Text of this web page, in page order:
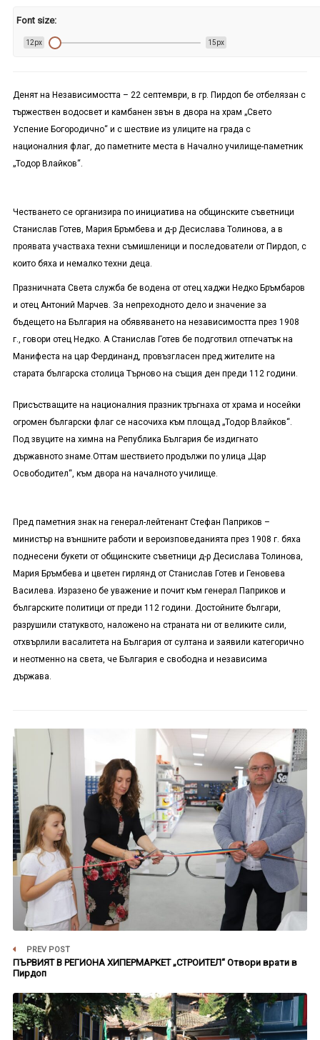
Font size:
12px 15px
Денят на Независимостта – 22 септември, в гр. Пирдоп бе отбелязан с
тържествен водосвет и камбанен звън в двора на храм „Свето
Успение Богородично“ и с шествие из улиците на града с
националния флаг, до паметните места в Начално училище-паметник
„Тодор Влайков“.
Честването се организира по инициатива на общинските съветници
Станислав Готев, Мария Бръмбева и д-р Десислава Толинова, а в
проявата участваха техни съмишленици и последователи от Пирдоп, с
които бяха и немалко техни деца.
Празничната Света служба бе водена от отец хаджи Недко Бръмбаров
и отец Антоний Марчев. За непреходното дело и значение за
бъдещето на България на обявяването на независимостта през 1908
г., говори отец Недко. А Станислав Готев бе подготвил отпечатък на
Манифеста на цар Фердинанд, провъзгласен пред жителите на
старата българска столица Търново на същия ден преди 112 години.
Присъстващите на националния празник тръгнаха от храма и носейки
огромен български флаг се насочиха към площад „Тодор Влайков“.
Под звуците на химна на Република България бе издигнато
държавното знаме.Оттам шествието продължи по улица „Цар
Освободител“, към двора на началното училище.
Пред паметния знак на генерал-лейтенант Стефан Паприков –
министър на външните работи и вероизповеданията през 1908 г. бяха
поднесени букети от общинските съветници д-р Десислава Толинова,
Мария Бръмбева и цветен гирлянд от Станислав Готев и Геновева
Василева. Изразено бе уважение и почит към генерал Паприков и
българските политици от преди 112 години. Достойните българи,
разрушили статуквото, наложено на страната ни от великите сили,
отхвърлили васалитета на България от султана и заявили категорично
и неотменно на света, че България е свободна и независима
държава.
PREV POST
ПЪРВИЯТ В РЕГИОНА ХИПЕРМАРКЕТ „СТРОИТЕЛ“ Отвори врати в
Пирдоп